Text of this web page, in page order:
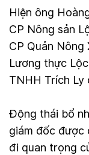
Hiện ông
CP Nông sản
CP Quản
Lương thực
TNHH Trích Ly
Động thái bổ
giám đốc được
đi quan trọng